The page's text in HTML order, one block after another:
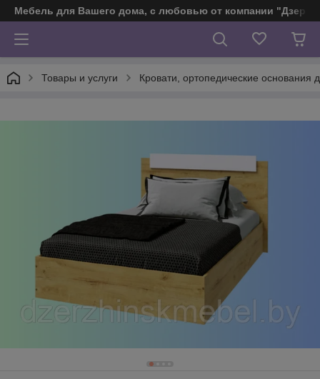
Мебель для Вашего дома, с любовью от компании
Товары и услуги Кровати, ортопедические основания